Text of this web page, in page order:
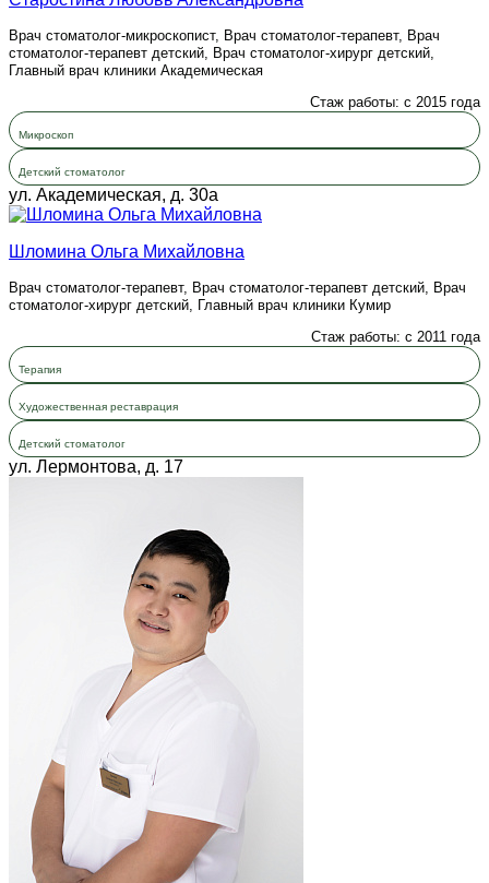
Врач стоматолог-микроскопист, Врач стоматолог-терапевт, Врач
стоматолог-терапевт детский, Врач стоматолог-хирург детский,
Главный врач клиники Академическая
Стаж работы: с 2015 года
Микроскоп
Детский стоматолог
ул. Академическая, д. 30а
Шломина Ольга Михайловна
Врач стоматолог-терапевт, Врач стоматолог-терапевт детский, Врач
стоматолог-хирург детский, Главный врач клиники Кумир
Стаж работы: с 2011 года
Терапия
Художественная реставрация
Детский стоматолог
ул. Лермонтова, д. 17